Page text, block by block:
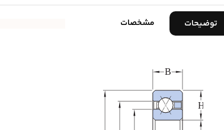
توضیحات مشخصات